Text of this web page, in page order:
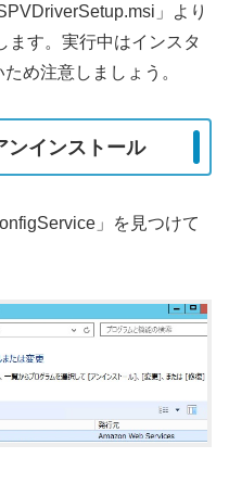
」より
ます。実行中はインスタ
め注意しましょう。
ンインストール
」を見つけて